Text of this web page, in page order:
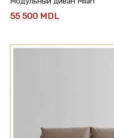
55 500 MDL